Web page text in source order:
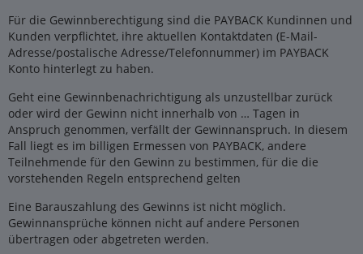
Für die Gewinnberechtigung sind die PAYBACK Kundinnen und
Kunden verpflichtet, ihre aktuellen Kontaktdaten (E-Mail-
Adresse/postalische Adresse/Telefonnummer) im PAYBACK
Konto hinterlegt zu haben.
Geht eine Gewinnbenachrichtigung als unzustellbar zurück
oder wird der Gewinn nicht innerhalb von … Tagen in
Anspruch genommen, verfällt der Gewinnanspruch. In diesem
Fall liegt es im billigen Ermessen von PAYBACK, andere
Teilnehmende für den Gewinn zu bestimmen, für die die
vorstehenden Regeln entsprechend gelten
Eine Barauszahlung des Gewinns ist nicht möglich.
Gewinnansprüche können nicht auf andere Personen
übertragen oder abgetreten werden.